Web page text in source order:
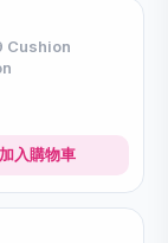
Cushion
加入購物車